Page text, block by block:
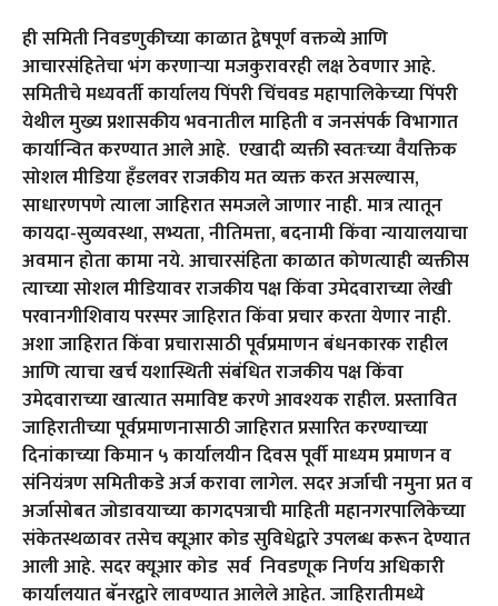
ही समिती निवडणुकीच्या काळात द्वेषपूर्ण वक्तव्ये आणि
आचारसंहितेचा भंग करणाऱ्या मजकुरावरही लक्ष ठेवणार आहे.
समितीचे मध्यवर्ती कार्यालय पिंपरी चिंचवड महापालिकेच्या पिंपरी
येथील मुख्य प्रशासकीय भवनातील माहिती व जनसंपर्क विभागात
कार्यान्वित करण्यात आले आहे. एखादी व्यक्ती स्वतःच्या वैयक्तिक
सोशल मीडिया हँडलवर राजकीय मत व्यक्त करत असल्यास,
साधारणपणे त्याला जाहिरात समजले जाणार नाही. मात्र त्यातून
कायदा-सुव्यवस्था, सभ्यता, नीतिमत्ता, बदनामी किंवा न्यायालयाचा
अवमान होता कामा नये. आचारसंहिता काळात कोणत्याही व्यक्तीस
त्याच्या सोशल मीडियावर राजकीय पक्ष किंवा उमेदवाराच्या लेखी
परवानगीशिवाय परस्पर जाहिरात किंवा प्रचार करता येणार नाही.
अशा जाहिरात किंवा प्रचारासाठी पूर्वप्रमाणन बंधनकारक राहील
आणि त्याचा खर्च यशास्थिती संबंधित राजकीय पक्ष किंवा
उमेदवाराच्या खात्यात समाविष्ट करणे आवश्यक राहील. प्रस्तावित
जाहिरातीच्या पूर्वप्रमाणनासाठी जाहिरात प्रसारित करण्याच्या
दिनांकाच्या किमान ५ कार्यालयीन दिवस पूर्वी माध्यम प्रमाणन व
संनियंत्रण समितीकडे अर्ज करावा लागेल. सदर अर्जाची नमुना प्रत व
अर्जासोबत जोडावयाच्या कागदपत्राची माहिती महानगरपालिकेच्या
संकेतस्थळावर तसेच क्यूआर कोड सुविधेद्वारे उपलब्ध करून देण्यात
आली आहे. सदर क्यूआर कोड सर्व निवडणूक निर्णय अधिकारी
कार्यालयात बॅनरद्वारे लावण्यात आलेले आहेत. जाहिरातीमध्ये